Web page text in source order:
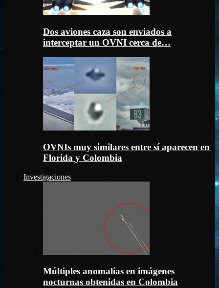
Dos aviones caza son enviados a
interceptar un OVNI cerca de…
OVNIs muy similares entre sí aparecen en
Florida y Colombia
Investigaciones
Múltiples anomalías en imágenes
nocturnas obtenidas en Colombia